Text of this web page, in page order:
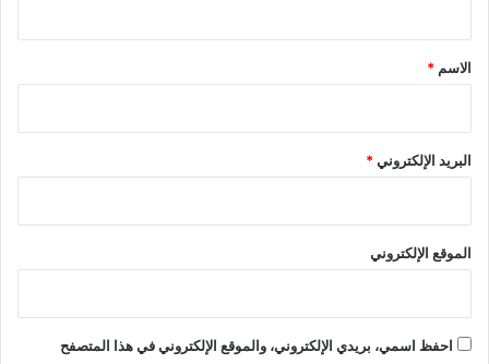
*
الاسم *
البريد الإلكتروني*
الموقع الإلكتروني
احفظ اسمي، بريدي الإلكتروني، والموقع الإلكتروني في هذا المتصفح